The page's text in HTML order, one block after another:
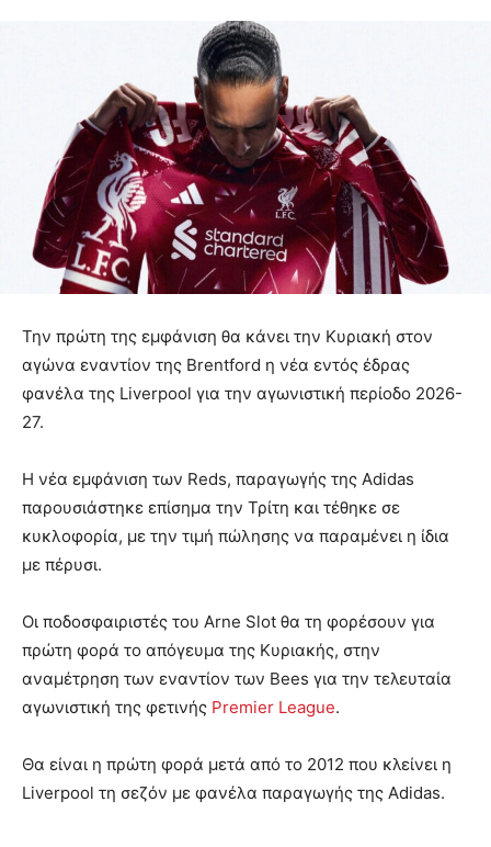
Την πρώτη της εμφάνιση θα κάνει την Κυριακή στον
αγώνα εναντίον της Brentford η νέα εντός έδρας
φανέλα της Liverpool για την αγωνιστική περίοδο 2026-
27.
Η νέα εμφάνιση των Reds, παραγωγής της Adidas
παρουσιάστηκε επίσημα την Τρίτη και τέθηκε σε
κυκλοφορία, με την τιμή πώλησης να παραμένει η ίδια
με πέρυσι.
Οι ποδοσφαιριστές του Arne Slot θα τη φορέσουν για
πρώτη φορά το απόγευμα της Κυριακής, στην
αναμέτρηση των εναντίον των Bees για την τελευταία
αγωνιστική της φετινής Premier League.
Θα είναι η πρώτη φορά μετά από το 2012 που κλείνει η
Liverpool τη σεζόν με φανέλα παραγωγής της Adidas.